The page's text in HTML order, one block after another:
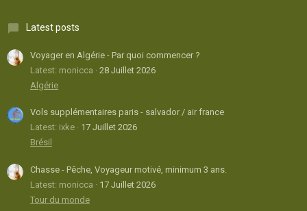
Latest posts
Voyager en Algérie - Par quoi commencer ?
Latest: monicca
28 Juillet 2026
Algérie
Vols supplémentaires paris - salvador / air france
Latest: ixke
17 Juillet 2026
Brésil
Chasse - Pêche, Voyageur motivé, minimum 3 ans.
Latest: monicca
17 Juillet 2026
Tour du monde